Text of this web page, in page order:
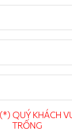
QUÝ KHÁCH
TRỐNG